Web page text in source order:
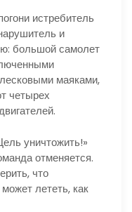
истребитель
и
большой самолет
маяками,
четырех
уничтожить!»
отменяется.
что
лететь, как